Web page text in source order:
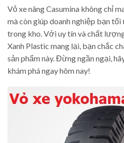
Vỏ xe nâng Casumina không chỉ
mà còn giúp doanh nghiệp bạn
trong kho. Với uy tín và chất
Xanh Plastic mang lại, bạn chắc
sản phẩm này. Đừng ngần ngại,
khám phá ngay hôm nay!